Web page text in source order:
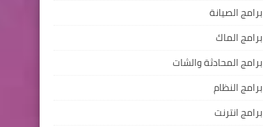
برامج الصيانة
برامج الماك
برامج المحادثة والشات
برامج النظام
برامج انترنت